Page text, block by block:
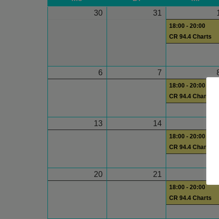
30
31
18:00 - 20:00
CR 94.4 Charts
6 7
18:00 - 20:00
CR 94.4 Charts
13 14
18:00 - 20:00
CR 94.4 Charts
20 21
18:00 - 20:00
CR 94.4 Charts